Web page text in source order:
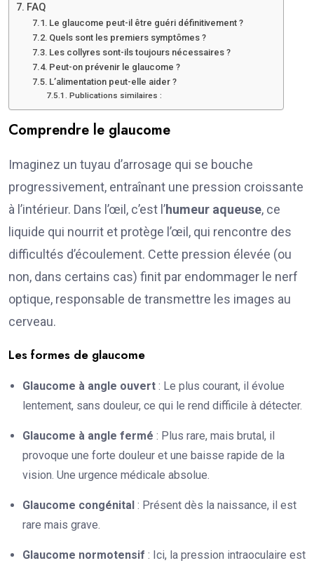
FAQ
Le glaucome peut-il être guéri définitivement ?
Quels sont les premiers symptômes ?
Les collyres sont-ils toujours nécessaires ?
Peut-on prévenir le glaucome ?
L’alimentation peut-elle aider ?
Publications similaires :
Comprendre le glaucome
Imaginez un tuyau d’arrosage qui se bouche
progressivement, entraînant une pression croissante
à l’intérieur. Dans l’œil, c’est l’humeur aqueuse, ce
liquide qui nourrit et protège l’œil, qui rencontre des
difficultés d’écoulement. Cette pression élevée (ou
non, dans certains cas) finit par endommager le nerf
optique, responsable de transmettre les images au
cerveau.
Les formes de glaucome
Glaucome à angle ouvert : Le plus courant, il évolue
lentement, sans douleur, ce qui le rend difficile à détecter.
Glaucome à angle fermé : Plus rare, mais brutal, il
provoque une forte douleur et une baisse rapide de la
vision. Une urgence médicale absolue.
Glaucome congénital : Présent dès la naissance, il est
rare mais grave.
Glaucome normotensif : Ici, la pression intraoculaire est